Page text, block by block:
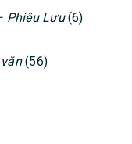
Phiêu Lưu(6)
(56)